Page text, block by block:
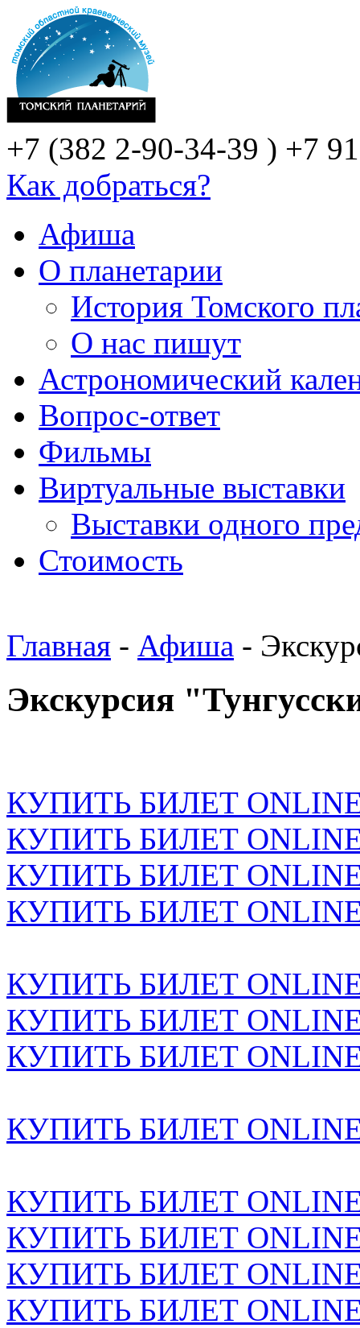
+7 (382 2-90-34-39 ) +7
Как добраться?
Афиша
О планетарии
История Томского
О нас пишут
Астрономический
Вопрос-ответ
Фильмы
Виртуальные выставки
Выставки одного
Стоимость
Главная - Афиша -
Экскурсия
КУПИТЬ БИЛЕТ ONLINE
КУПИТЬ БИЛЕТ ONLINE
КУПИТЬ БИЛЕТ ONLINE
КУПИТЬ БИЛЕТ ONLINE
КУПИТЬ БИЛЕТ ONLINE
КУПИТЬ БИЛЕТ ONLINE
КУПИТЬ БИЛЕТ ONLINE
КУПИТЬ БИЛЕТ ONLINE
КУПИТЬ БИЛЕТ ONLINE
КУПИТЬ БИЛЕТ ONLINE
КУПИТЬ БИЛЕТ ONLINE
КУПИТЬ БИЛЕТ ONLINE